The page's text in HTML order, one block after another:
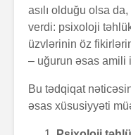
asılı olduğu olsa
verdi: psixoloji
üzvlərinin öz
– uğurun əsas amili
Bu tədqiqat
əsas xüsusiyyəti